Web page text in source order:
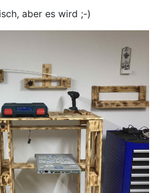
aber es wird ;-)